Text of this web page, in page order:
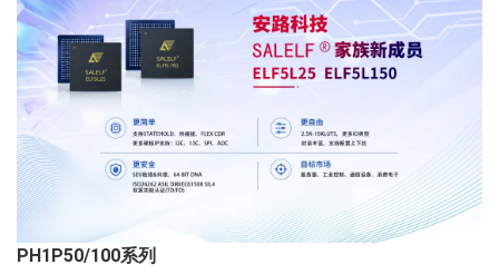
PH1P50/100系列